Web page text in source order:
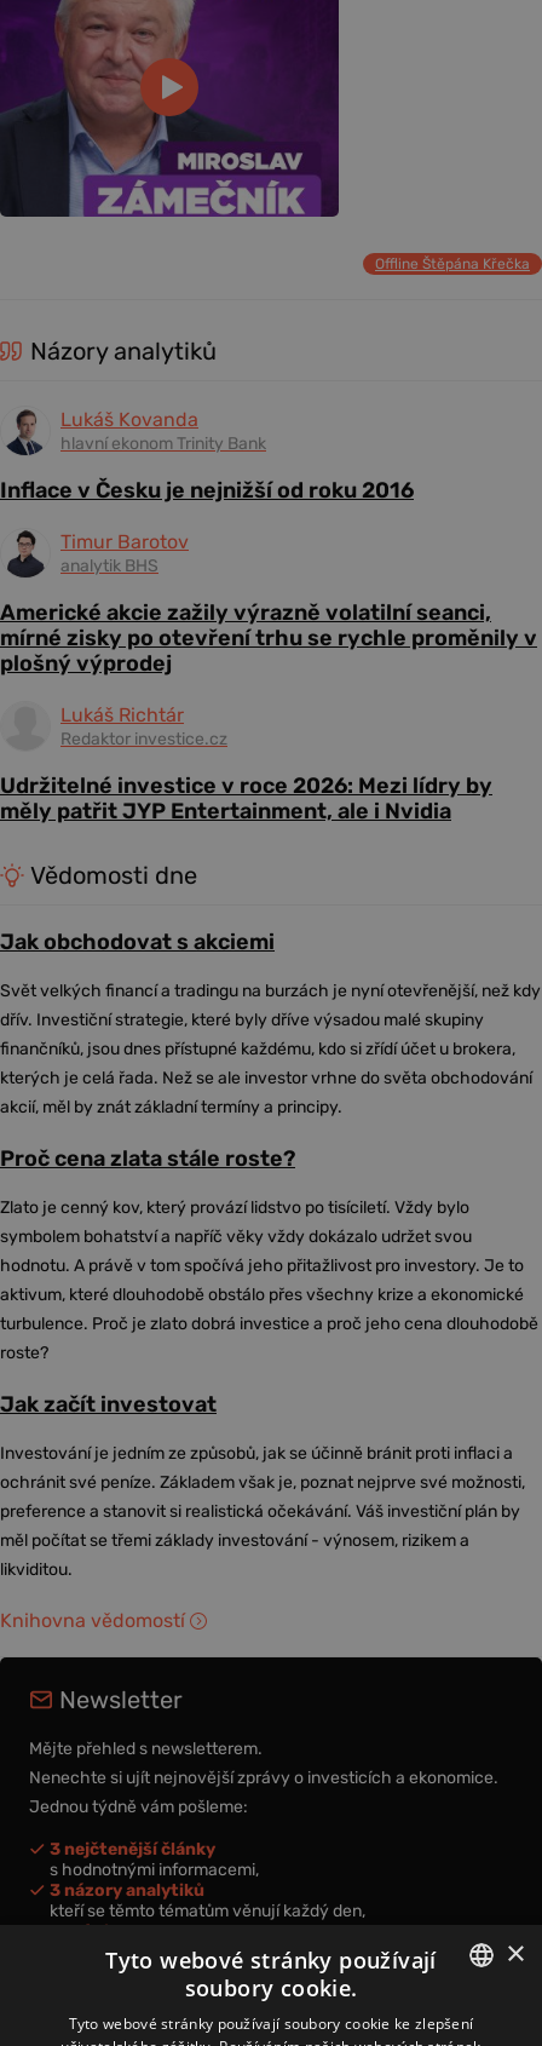
Offline Štěpána Křečka
Názory analytiků
Lukáš Kovanda
hlavní ekonom Trinity Bank
Inflace v Česku je nejnižší od roku 2016
Timur Barotov
analytik BHS
Americké akcie zažily výrazně volatilní seanci,
mírné zisky po otevření trhu se rychle proměnily v
plošný výprodej
Lukáš Richtár
Redaktor investice.cz
Udržitelné investice v roce 2026: Mezi lídry by
měly patřit JYP Entertainment, ale i Nvidia
Vědomosti dne
Jak obchodovat s akciemi
Svět velkých financí a tradingu na burzách je nyní otevřenější, než kdy
dřív. Investiční strategie, které byly dříve výsadou malé skupiny
finančníků, jsou dnes přístupné každému, kdo si zřídí účet u brokera,
kterých je celá řada. Než se ale investor vrhne do světa obchodování
akcií, měl by znát základní termíny a principy.
Proč cena zlata stále roste?
Zlato je cenný kov, který provází lidstvo po tisíciletí. Vždy bylo
symbolem bohatství a napříč věky vždy dokázalo udržet svou
hodnotu. A právě v tom spočívá jeho přitažlivost pro investory. Je to
aktivum, které dlouhodobě obstálo přes všechny krize a ekonomické
turbulence. Proč je zlato dobrá investice a proč jeho cena dlouhodobě
roste?
Jak začít investovat
Investování je jedním ze způsobů, jak se účinně bránit proti inflaci a
ochránit své peníze. Základem však je, poznat nejprve své možnosti,
preference a stanovit si realistická očekávání. Váš investiční plán by
měl počítat se třemi základy investování - výnosem, rizikem a
likviditou.
Knihovna vědomostí
Newsletter
Mějte přehled s newsletterem.
Nenechte si ujít nejnovější zprávy o investicích a ekonomice.
Jednou týdně vám pošleme:
3 nejčtenější články
s hodnotnými informacemi,
3 názory analytiků
kteří se těmto tématům věnují každý den,
nová videa a podcasty
k prohloubení vašich znalostí.
CZECH
×
Tyto webové stránky používají
soubory cookie.
Tyto webové stránky používají soubory cookie ke zlepšení